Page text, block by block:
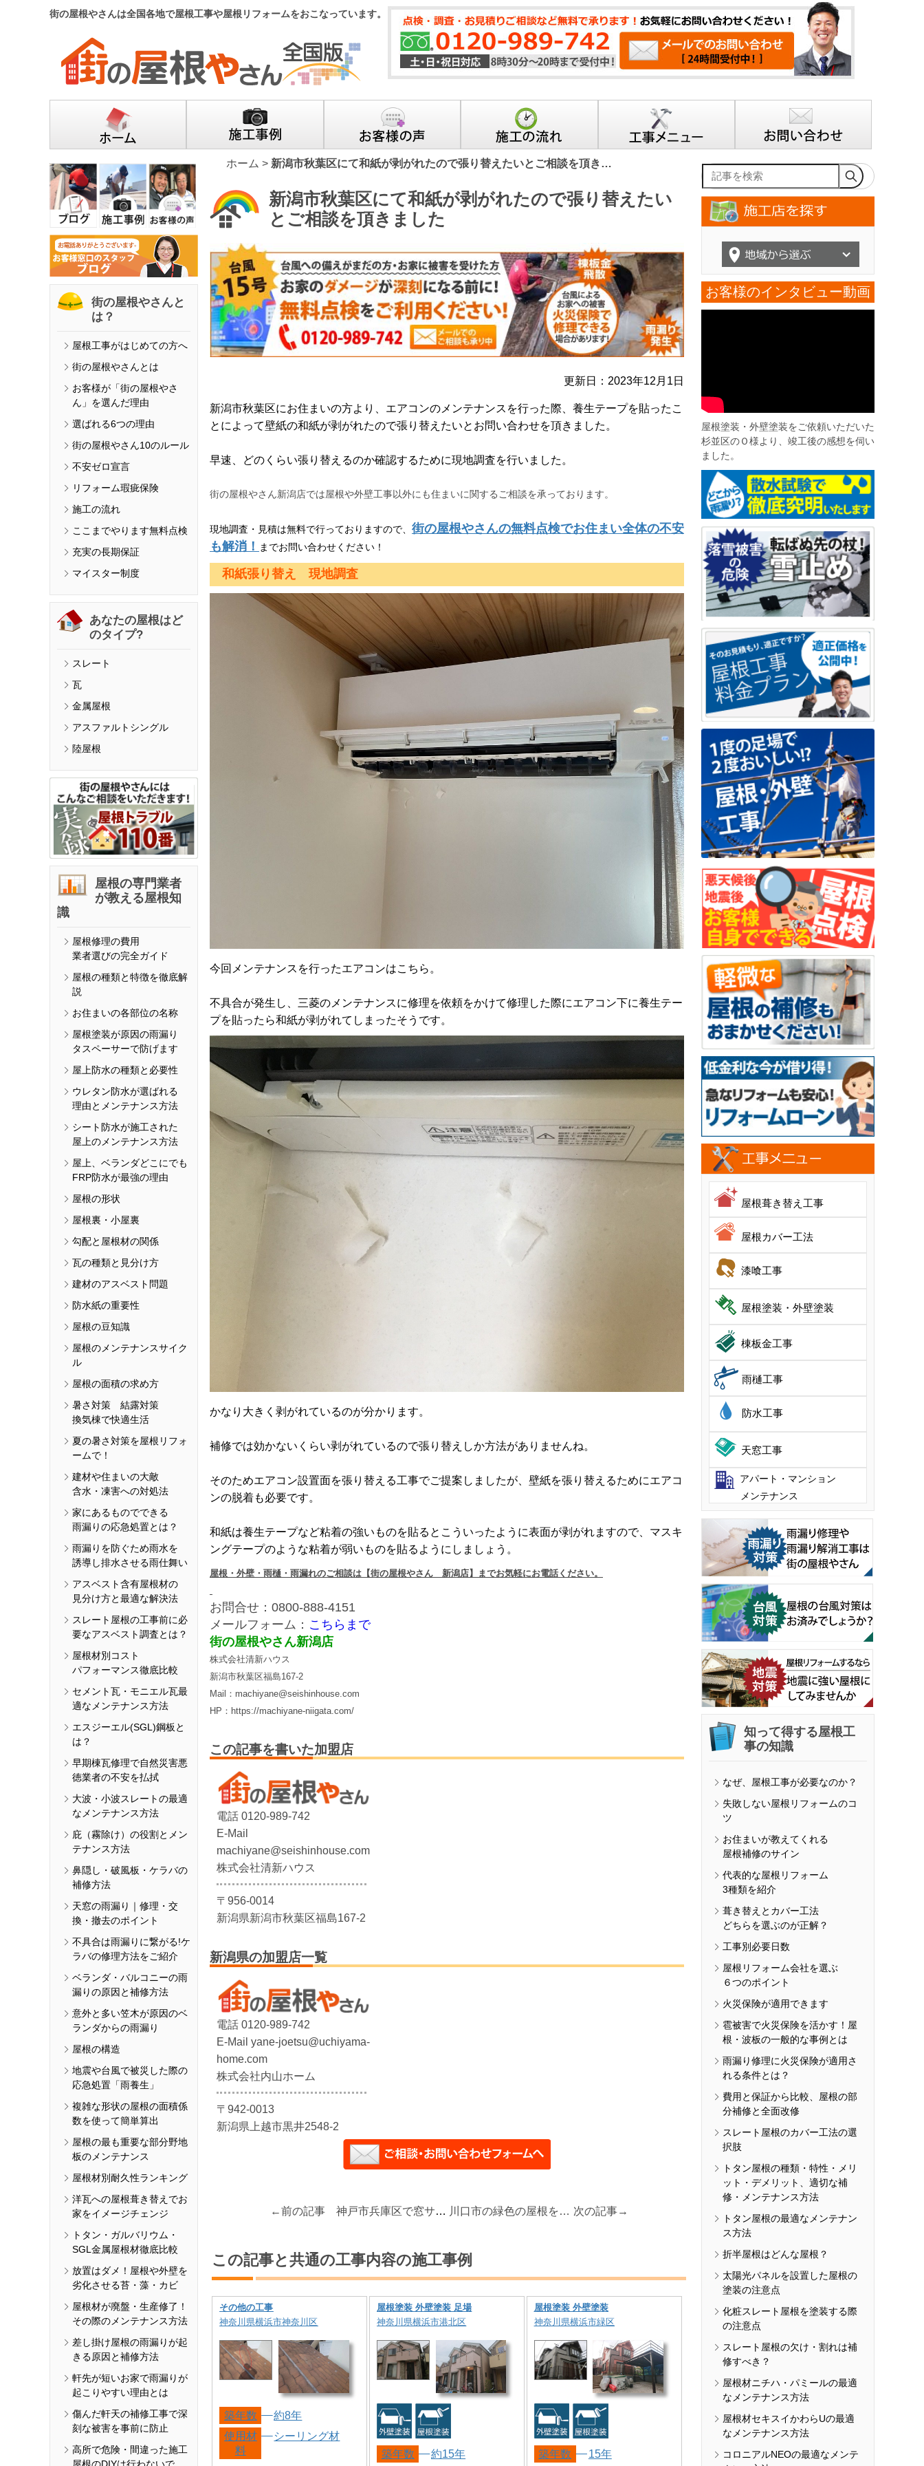
街の屋根やさんは全国各地で屋根工事や屋根リフォームをおこなっています。
街の屋根やさんと
は？
屋根工事がはじめての方へ
街の屋根やさんとは
お客様が「街の屋根やさ
ん」を選んだ理由
選ばれる6つの理由
街の屋根やさん10のルール
不安ゼロ宣言
リフォーム瑕疵保険
施工の流れ
ここまでやります無料点検
充実の長期保証
マイスター制度
あなたの屋根はど
のタイプ?
スレート
瓦
金属屋根
アスファルトシングル
陸屋根
屋根の専門業者
が教える屋根知
識
屋根修理の費用
業者選びの完全ガイド
屋根の種類と特徴を徹底解
説
お住まいの各部位の名称
屋根塗装が原因の雨漏り
タスペーサーで防げます
屋上防水の種類と必要性
ウレタン防水が選ばれる
理由とメンテナンス方法
シート防水が施工された
屋上のメンテナンス方法
屋上、ベランダどこにでも
FRP防水が最強の理由
屋根の形状
屋根裏・小屋裏
勾配と屋根材の関係
瓦の種類と見分け方
建材のアスベスト問題
防水紙の重要性
屋根の豆知識
屋根のメンテナンスサイク
ル
屋根の面積の求め方
暑さ対策 結露対策
換気棟で快適生活
夏の暑さ対策を屋根リフォ
ームで！
建材や住まいの大敵
含水・凍害への対処法
家にあるものでできる
雨漏りの応急処置とは？
雨漏りを防ぐため雨水を
誘導し排水させる雨仕舞い
アスベスト含有屋根材の
見分け方と最適な解決法
スレート屋根の工事前に必
要なアスベスト調査とは？
屋根材別コスト
パフォーマンス徹底比較
セメント瓦・モニエル瓦最
適なメンテナンス方法
エスジーエル(SGL)鋼板と
は？
早期棟瓦修理で自然災害悪
徳業者の不安を払拭
大波・小波スレートの最適
なメンテナンス方法
庇（霧除け）の役割とメン
テナンス方法
鼻隠し・破風板・ケラバの
補修方法
天窓の雨漏り｜修理・交
換・撤去のポイント
不具合は雨漏りに繋がる!ケ
ラバの修理方法をご紹介
ベランダ・バルコニーの雨
漏りの原因と補修方法
意外と多い笠木が原因のベ
ランダからの雨漏り
屋根の構造
地震や台風で被災した際の
応急処置「雨養生」
複雑な形状の屋根の面積係
数を使って簡単算出
屋根の最も重要な部分野地
板のメンテナンス
屋根材別耐久性ランキング
洋瓦への屋根葺き替えでお
家をイメージチェンジ
トタン・ガルバリウム・
SGL金属屋根材徹底比較
放置はダメ！屋根や外壁を
劣化させる苔・藻・カビ
屋根材が廃盤・生産修了！
その際のメンテナンス方法
差し掛け屋根の雨漏りが起
きる原因と補修方法
軒先が短いお家で雨漏りが
起こりやすい理由とは
傷んだ軒天の補修工事で深
刻な被害を事前に防止
高所で危険・間違った施工
屋根のDIYは行わないで
ホーム > 新潟市秋葉区にて和紙が剥がれたので張り替えたいとご相談を頂き…
新潟市秋葉区にて和紙が剥がれたので張り替えたい
とご相談を頂きました
更新日：2023年12月1日
新潟市秋葉区にお住まいの方より、エアコンのメンテナンスを行った際、養生テープを貼ったこ
とによって壁紙の和紙が剥がれたので張り替えたいとお問い合わせを頂きました。
早速、どのくらい張り替えるのか確認するために現地調査を行いました。
街の屋根やさん新潟店では屋根や外壁工事以外にも住まいに関するご相談を承っております。
現地調査・見積は無料で行っておりますので、 街の屋根やさんの無料点検でお住まい全体の不安
も解消！
までお問い合わせください！
和紙張り替え 現地調査
今回メンテナンスを行ったエアコンはこちら。
不具合が発生し、三菱のメンテナンスに修理を依頼をかけて修理した際にエアコン下に養生テー
プを貼ったら和紙が剥がれてしまったそうです。
かなり大きく剥がれているのが分かります。
補修では効かないくらい剥がれているので張り替えしか方法がありませんね。
そのためエアコン設置面を張り替える工事でご提案しましたが、壁紙を張り替えるためにエアコ
ンの脱着も必要です。
和紙は養生テープなど粘着の強いものを貼るとこういったように表面が剥がれますので、マスキ
ングテープのような粘着が弱いものを貼るようにしましょう。
屋根・外壁・雨樋・雨漏れのご相談は【街の屋根やさん 新潟店】までお気軽にお電話ください。
お問合せ：0800-888-4151
メールフォーム： こちらまで
街の屋根やさん新潟店
株式会社清新ハウス
新潟市秋葉区福島167-2
Mail：machiyane@seishinhouse.com
HP：https://machiyane-niigata.com/
この記事を書いた加盟店
電話 0120-989-742
E-Mail
machiyane@seishinhouse.com
株式会社清新ハウス
〒956-0014
新潟県新潟市秋葉区福島167-2
新潟県の加盟店一覧
電話 0120-989-742
E-Mail yane-joetsu@uchiyama-
home.com
株式会社内山ホーム
〒942-0013
新潟県上越市黒井2548-2
←前の記事 神戸市兵庫区で窓サッシから雨漏り！外壁タイルを無料調査いたします 川口市の緑色の屋根を横暖ルーフで緑色にカバーしました！！ 次の記事→
この記事と共通の工事内容の施工事例
その他の工事
神奈川県横浜市神奈川区
築年数
約8年
使用材
料
シーリング材
屋根塗装 外壁塗装 足場
神奈川県横浜市港北区
築年数 約15年
屋根塗装 外壁塗装
神奈川県横浜市緑区
築年数 15年
記事を検索
お客様のインタビュー動画
屋根塗装・外壁塗装をご依頼いただいた
杉並区のＯ様より、竣工後の感想を伺い
ました。
屋根葺き替え工事
屋根カバー工法
漆喰工事
屋根塗装・外壁塗装
棟板金工事
雨樋工事
防水工事
天窓工事
アパート・マンション
メンテナンス
知って得する屋根工
事の知識
なぜ、屋根工事が必要なのか？
失敗しない屋根リフォームのコ
ツ
お住まいが教えてくれる
屋根補修のサイン
代表的な屋根リフォーム
3種類を紹介
葺き替えとカバー工法
どちらを選ぶのが正解？
工事別必要日数
屋根リフォーム会社を選ぶ
６つのポイント
火災保険が適用できます
雹被害で火災保険を活かす！屋
根・波板の一般的な事例とは
雨漏り修理に火災保険が適用さ
れる条件とは？
費用と保証から比較、屋根の部
分補修と全面改修
スレート屋根のカバー工法の選
択肢
トタン屋根の種類・特性・メリ
ット・デメリット、適切な補
修・メンテナンス方法
トタン屋根の最適なメンテナン
ス方法
折半屋根はどんな屋根？
太陽光パネルを設置した屋根の
塗装の注意点
化粧スレート屋根を塗装する際
の注意点
スレート屋根の欠け・割れは補
修すべき？
屋根材ニチハ・パミールの最適
なメンテナンス方法
屋根材セキスイかわらUの最適
なメンテナンス方法
コロニアルNEOの最適なメンテ